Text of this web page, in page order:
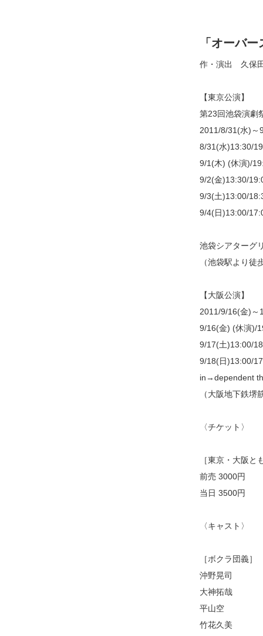
「オーバ
作・演出 久保
【東京公演】
第23回池袋演劇
2011/8/31(水)～
8/31(水)13:30/
9/1(木) (休演)/
9/2(金)13:30/
9/3(土)13:00/
9/4(日)13:00/
池袋シアターグ
（池袋駅より徒
【大阪公演】
2011/9/16(金)～
9/16(金) (休演)/
9/17(土)13:00/
9/18(日)13:00/
in→dependent
（大阪地下鉄堺
〈チケット〉
［東京・大阪と
前売 3000円
当日 3500円
〈キャスト〉
［ボクラ団義］
沖野晃司
大神拓哉
平山空
竹花久美